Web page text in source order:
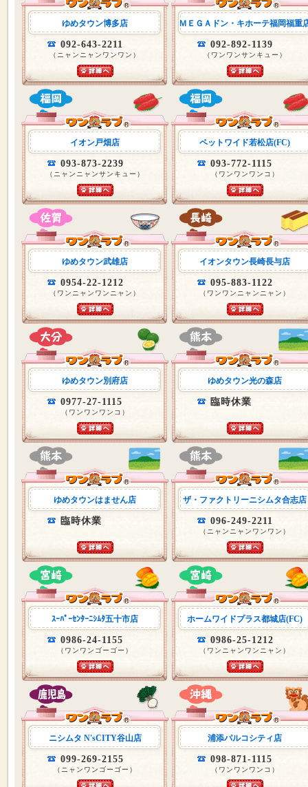
ゆめタウン博多店
092-643-2211
（ニャンニャンワンワン）
ＭＥＧＡドン・キホーテ福岡福重
092-892-1139
（ワンワンサンキュー）
イオン戸畑店
093-873-2239
（ニャンニャンサンキュー）
ペットワイド若松店(FC)
093-772-1115
（ワンワンワンコ）
ゆめタウン武雄店
0954-22-1212
（ワンニャンワンニャン）
イオンタウン長崎長与店
095-883-1122
（ワンワンニャンニャン）
ゆめタウン別府店
0977-27-1115
（ワンワンワンコ）
ゆめタウン光の森店
臨時休業
ゆめタウンはません店
臨時休業
ザ・ファクトリーニシムタ合志店
096-249-2211
（ニャンニャンワンワン）
ｽｰﾊﾟｰｾﾝﾀｰﾆｼﾑﾀ五十市店
0986-24-1155
（ワンワンゴーゴー）
ホームワイドプラス都城店(FC)
0986-25-1212
（ワンニャンワンニャン）
ニシムタ N'sCITY谷山店
099-269-2155
（ニャンワンゴーゴー）
浦添パルコシティ店
098-871-1115
（ワンワンワンコ）